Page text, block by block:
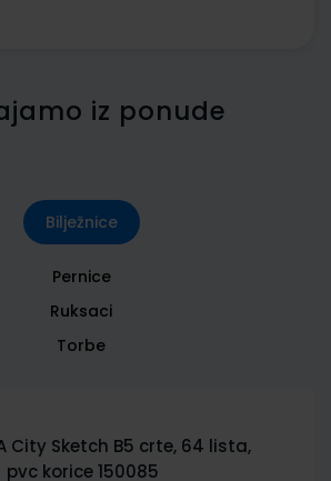
iz ponude
Bilježnice
Pernice
Ruksaci
Torbe
City Sketch B5 crte, 64 lista,
pvc korice 150085